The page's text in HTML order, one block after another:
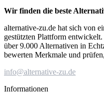
Wir finden die beste
alternative-zu.de hat sich von
gestützten Plattform
über 9.000 Alternativen in
bewerten Merkmale und
info@alternative-zu.de
Informationen